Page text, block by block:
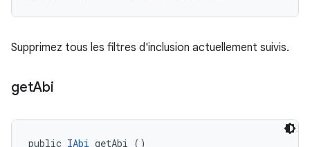
Supprimez tous les filtres d'inclusion actuellement suivis.
getAbi
public IAbi getAbi ()